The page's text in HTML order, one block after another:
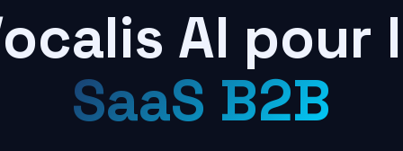
AI pour
SaaS B2B